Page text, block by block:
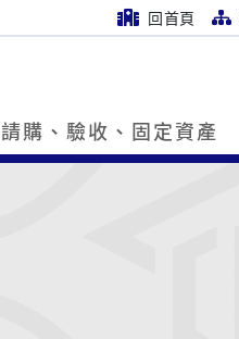
回首頁
請購、驗收、固定資產